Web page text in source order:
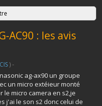
AC90 : les avis
) -
ag-ax90 un groupe
un micro extéieur monté
le micro camera en s2,je
j'ai le son s2 donc celui de